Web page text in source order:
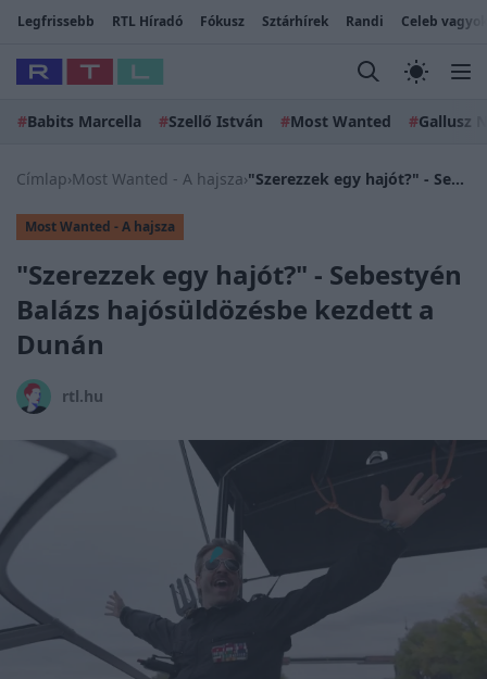
Legfrissebb RTL Híradó Fókusz Sztárhírek Randi Celeb
#Babits Marcella #Szellő István #Most Wanted #Gallusz
Címlap›Most Wanted - A hajsza› "Szerezzek egy hajót?" - Sebestyén Balázs hajósüldözésbe kezdett a Dunán
Most Wanted - A hajsza
"Szerezzek egy hajót?" - Sebestyén
Balázs hajósüldözésbe kezdett a
Dunán
rtl.hu